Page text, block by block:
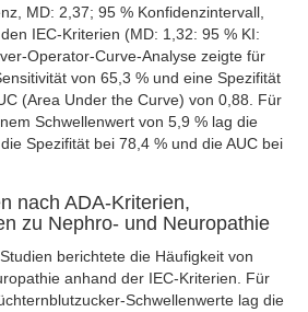
MD: 2,37; 95 % Konfidenzintervall,
IEC-Kriterien (MD: 1,32: 95 % KI:
Operator-Curve-Analyse zeigte für
von 65,3 % und eine Spezifität
(Area Under the Curve) von 0,88. Für
Schwellenwert von 5,9 % lag die
Spezifität bei 78,4 % und die AUC bei
nach ADA-Kriterien,
zu Nephro- und Neuropathie
berichtete die Häufigkeit von
anhand der IEC-Kriterien. Für
Schwellenwerte lag die